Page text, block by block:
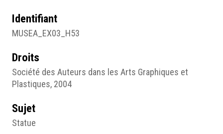
Identifiant
MUSEA_EX03_H53
Droits
Société des Auteurs dans les Arts Graphiques et
Plastiques, 2004
Sujet
Statue